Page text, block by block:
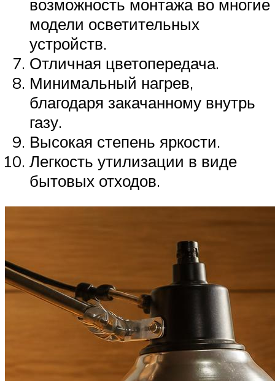
возможность монтажа во многие
модели осветительных
устройств.
Отличная цветопередача.
Минимальный нагрев,
благодаря закачанному внутрь
газу.
Высокая степень яркости.
Легкость утилизации в виде
бытовых отходов.